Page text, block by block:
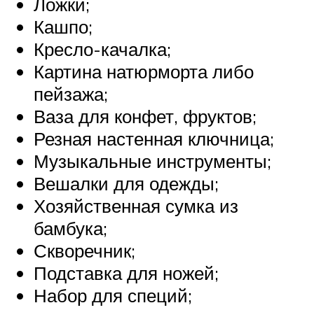
Кашпо;
Кресло-качалка;
Картина натюрморта либо
пейзажа;
Ваза для конфет, фруктов;
Резная настенная ключница;
Музыкальные инструменты;
Вешалки для одежды;
Хозяйственная сумка из
бамбука;
Скворечник;
Подставка для ножей;
Набор для специй;